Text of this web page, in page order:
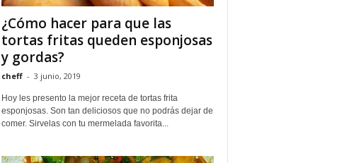
¿Cómo hacer para que las
tortas fritas queden esponjosas
y gordas?
cheff - 3 junio, 2019
Hoy les presento la mejor receta de tortas frita
esponjosas. Son tan deliciosos que no podrás dejar de
comer. Sirvelas con tu mermelada favorita...